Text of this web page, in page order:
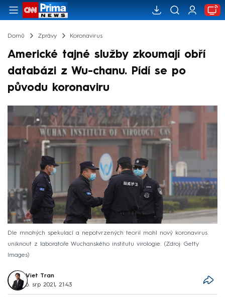
Domů Zprávy Koronavirus
Americké tajné služby zkoumají obří
databázi z Wu-chanu. Pídí se po
původu koronaviru
Dle mnohých spekulací a nepotvrzených teorií mohl nový koronavirus
uniknout z laboratoře Wuchanského institutu virologie.
Zdroj: Getty
Images
Viet Tran
6. srp 2021, 21:43